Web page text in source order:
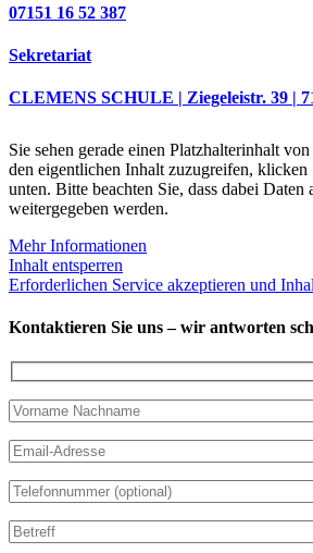
07151 16 52 387
Sekretariat
CLEMENS SCHULE | Ziegeleistr. 39 |
Sie sehen gerade einen Platzhalterinhalt von
den eigentlichen Inhalt zuzugreifen, klicken
unten. Bitte beachten Sie, dass dabei Daten
weitergegeben werden.
Mehr Informationen
Inhalt entsperren
Erforderlichen Service akzeptieren und
Kontaktieren Sie uns – wir antworten